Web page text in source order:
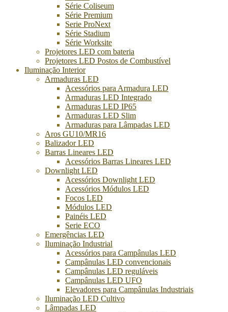
Série Coliseum
Série Premium
Serie ProNext
Série Stadium
Série Worksite
Projetores LED com bateria
Projetores LED Postos de Combustível
Iluminação Interior
Armaduras LED
Acessórios para Armadura LED
Armaduras LED Integrado
Armaduras LED IP65
Armaduras LED Slim
Armaduras para Lâmpadas LED
Aros GU10/MR16
Balizador LED
Barras Lineares LED
Acessórios Barras Lineares LED
Downlight LED
Acessórios Downlight LED
Acessórios Módulos LED
Focos LED
Módulos LED
Painéis LED
Serie ECO
Emergências LED
Iluminação Industrial
Acessórios para Campânulas LED
Campânulas LED convencionais
Campânulas LED reguláveis
Campânulas LED UFO
Elevadores para Campânulas Industriais
Iluminação LED Cultivo
Lâmpadas LED